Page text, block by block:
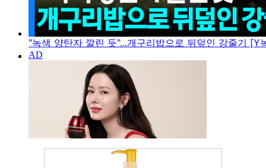
"녹색 양탄자 깔린 듯"...개구리밥으로 뒤덮인 강줄기 [Y